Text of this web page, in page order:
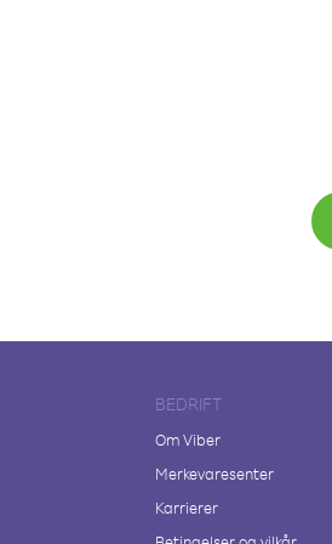
BEDRIFT
Om Viber
Merkevaresenter
Karrierer